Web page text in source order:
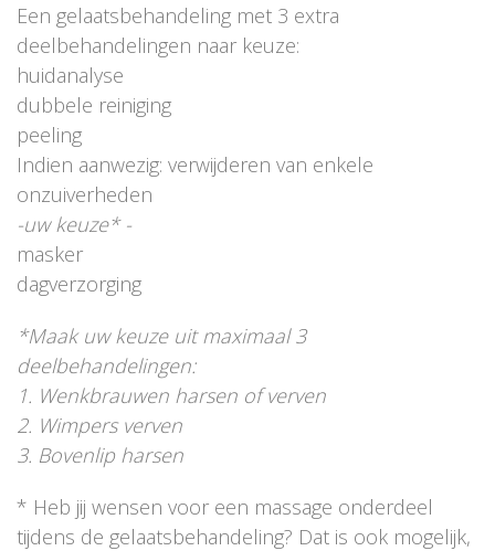
Een gelaatsbehandeling met 3 extra
deelbehandelingen naar keuze:
huidanalyse
dubbele reiniging
peeling
Indien aanwezig: verwijderen van enkele
onzuiverheden
-uw keuze* -
masker
dagverzorging
*Maak uw keuze uit maximaal 3
deelbehandelingen:
1. Wenkbrauwen harsen of verven
2. Wimpers verven
3. Bovenlip harsen
* Heb jij wensen voor een massage onderdeel
tijdens de gelaatsbehandeling? Dat is ook mogelijk,